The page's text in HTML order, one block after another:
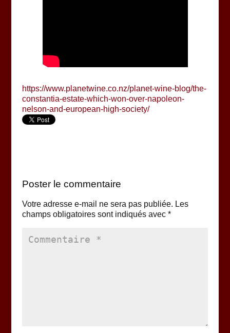
https://www.planetwine.co.nz/planet-wine-blog/the-
constantia-estate-which-won-over-napoleon-
nelson-and-european-high-society/
Poster le commentaire
Votre adresse e-mail ne sera pas publiée. Les
champs obligatoires sont indiqués avec *